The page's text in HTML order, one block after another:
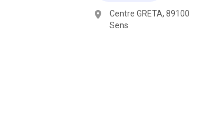
Centre GRETA, 89100
Sens